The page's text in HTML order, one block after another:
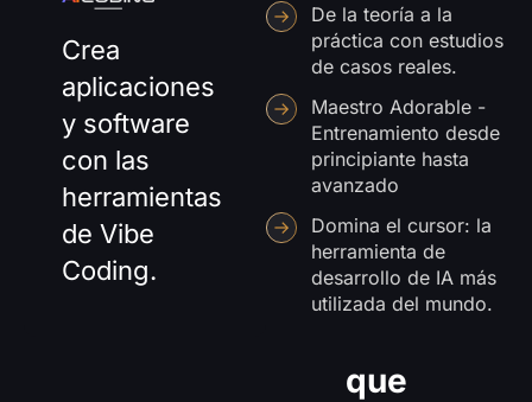
Crea
aplicaciones
y software
con las
herramientas
de Vibe
Coding.
De la teoría a la
práctica con estudios
de casos reales.
Maestro Adorable -
Entrenamiento desde
principiante hasta
avanzado
Domina el cursor: la
herramienta de
desarrollo de IA más
utilizada del mundo.
que